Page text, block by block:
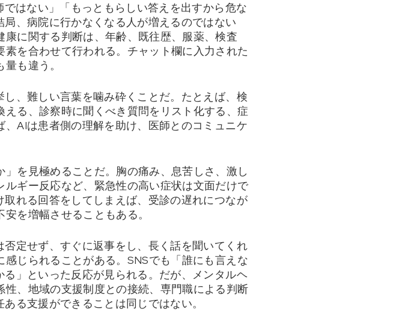
はない」「もっともらしい答えを出すから危な
、病院に行かなくなる人が増えるのではない
に関する判断は、年齢、既往歴、服薬、検査
を合わせて行われる。チャット欄に入力された
も違う。
、難しい言葉を噛み砕くことだ。たとえば、検
る、診察時に聞くべき質問をリスト化する、症
AIは患者側の理解を助け、医師とのコミュニケ
を見極めることだ。胸の痛み、息苦しさ、激し
ギー反応など、緊急性の高い症状は文面だけで
れる回答をしてしまえば、受診の遅れにつなが
を増幅させることもある。
定せず、すぐに返事をし、長く話を聞いてくれ
じられることがある。SNSでも「誰にも言えな
」といった反応が見られる。だが、メンタルヘ
、地域の支援制度との接続、専門職による判断
る支援ができることは同じではない。